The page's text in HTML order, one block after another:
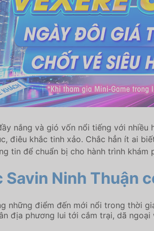
nắng và gió vốn nổi tiếng với
điêu khắc tinh xảo. Chắc hẳn ít ai
tin để chuẩn bị cho hành trình khám
Savin Ninh Thuận
những điểm đến mới nổi trong thời
địa phương lui tới cắm trại, dã